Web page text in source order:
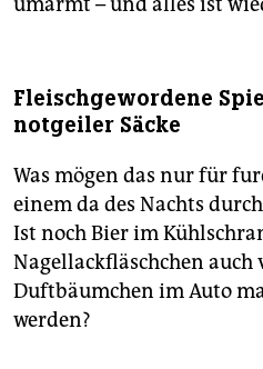
Fleischgewordene
notgeiler Säcke
Was mögen das nur für
einem da des Nachts
Ist noch Bier im
Nagellackfläschchen auch
Duftbäumchen im Auto
werden?